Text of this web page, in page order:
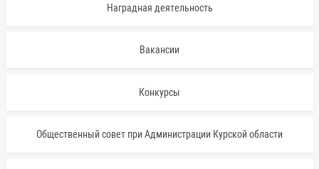
Наградная деятельность
Вакансии
Конкурсы
Общественный совет при Администрации Курской области